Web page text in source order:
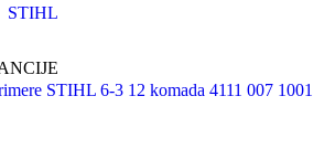
STIHL